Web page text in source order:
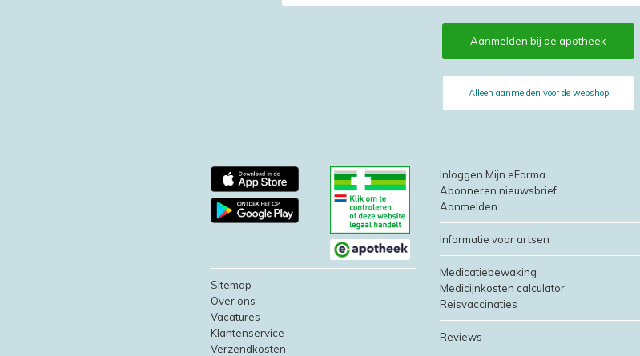
Aanmelden bij de apotheek
Alleen aanmelden voor de webshop
Sitemap
Over ons
Vacatures
Klantenservice
Verzendkosten
Inloggen Mijn eFarma
Abonneren nieuwsbrief
Aanmelden
Informatie voor artsen
Medicatiebewaking
Medicijnkosten calculator
Reisvaccinaties
Reviews